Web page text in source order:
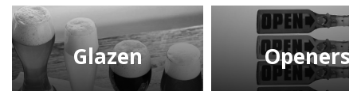
Glazen Openers